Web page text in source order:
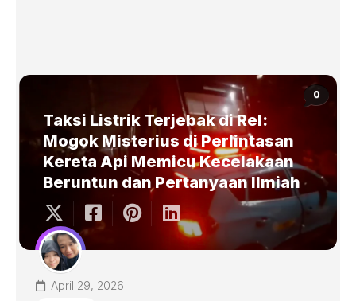
0
Taksi Listrik Terjebak di Rel:
Mogok Misterius di Perlintasan
Kereta Api Memicu Kecelakaan
Beruntun dan Pertanyaan Ilmiah
April 29, 2026